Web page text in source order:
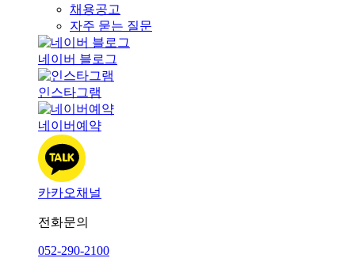
채용공고
자주 묻는 질문
네이버 블로그
인스타그램
네이버예약
카카오채널
전화문의
052-290-2100